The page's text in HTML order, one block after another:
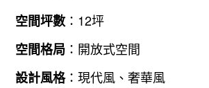
空間坪數 ：12坪
空間格局 ：開放式空間
設計風格：現代風、奢華風